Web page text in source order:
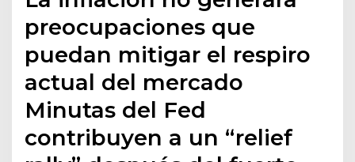
preocupaciones que
puedan mitigar el respiro
actual del mercado
Minutas del Fed
contribuyen a un “relief